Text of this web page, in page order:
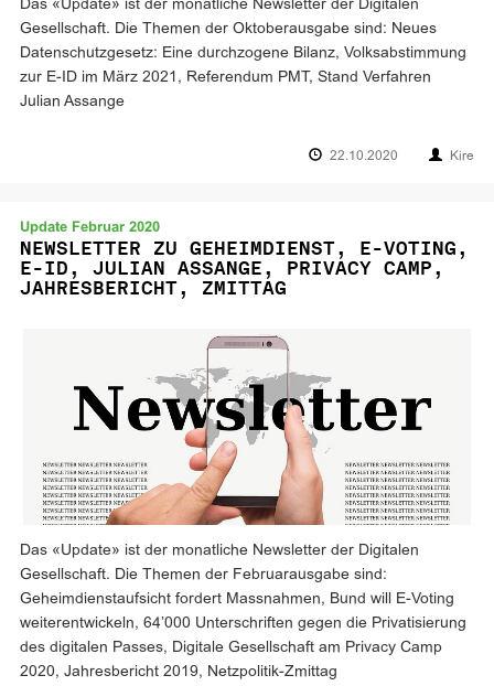
Das «Update» ist der monatliche Newsletter der Digitalen
Gesellschaft. Die Themen der Oktoberausgabe sind: Neues
Datenschutzgesetz: Eine durchzogene Bilanz, Volksabstimmung
zur E-ID im März 2021, Referendum PMT, Stand Verfahren
Julian Assange
22.10.2020 Kire
Update Februar 2020
NEWSLETTER ZU GEHEIMDIENST, E-VOTING,
E-ID, JULIAN ASSANGE, PRIVACY CAMP,
JAHRESBERICHT, ZMITTAG
Das «Update» ist der monatliche Newsletter der Digitalen
Gesellschaft. Die Themen der Februarausgabe sind:
Geheimdienstaufsicht fordert Massnahmen, Bund will E-Voting
weiterentwickeln, 64’000 Unterschriften gegen die Privatisierung
des digitalen Passes, Digitale Gesellschaft am Privacy Camp
2020, Jahresbericht 2019, Netzpolitik-Zmittag